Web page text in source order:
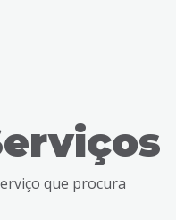
que procura